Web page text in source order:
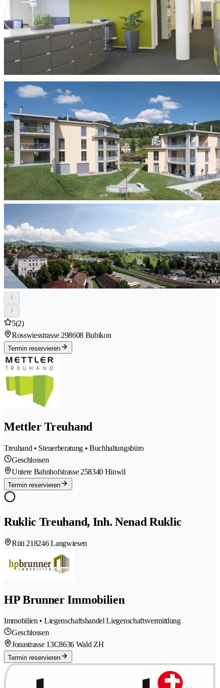
5(2)
Rosswiesstrasse 298608 Bubikon
Termin reservieren
Mettler Treuhand
Treuhand • Steuerberatung • Buchhaltungsbüro
Geschlossen
Untere Bahnhofstrasse 258340 Hinwil
Termin reservieren
Ruklic Treuhand, Inh. Nenad Ruklic
Rüti 218246 Langwiesen
HP Brunner Immobilien
Immobilien • Liegenschaftshandel Liegenschaftsvermittlung
Geschlossen
Jonastrasse 13C8636 Wald ZH
Termin reservieren